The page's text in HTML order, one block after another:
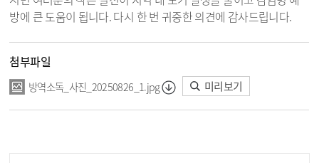
방에 큰 도움이 됩니다. 다시 한 번 귀중한 의견에 감사드립니다.
첨부파일
방역소독_사진_20250826_1.jpg 미리보기